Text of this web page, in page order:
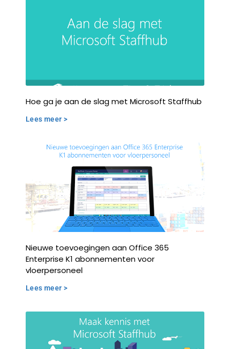
Hoe ga je aan de slag met Microsoft Staffhub
Lees meer >
Nieuwe toevoegingen aan Office 365
Enterprise K1 abonnementen voor
vloerpersoneel
Lees meer >